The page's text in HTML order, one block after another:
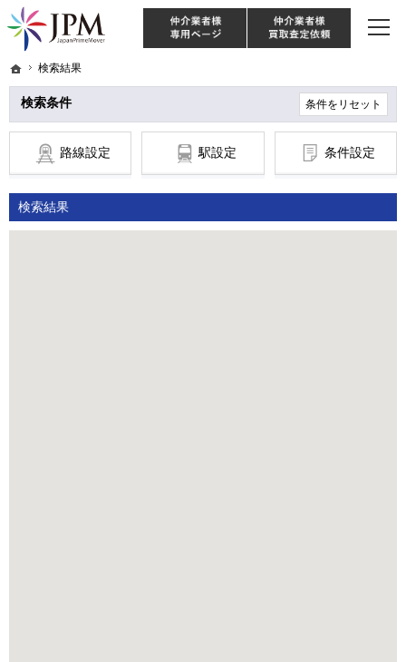
ホーム
検索結果
検索条件 条件をリセット
路線設定 駅設定 条件設定
検索結果
東京・神奈川・埼玉・千葉のリノベーション住宅や中古マンションを手がける会
【物件買取強化中！】リノベーション住宅・不動産・中古マンションならJPM
ホーム
検索結果